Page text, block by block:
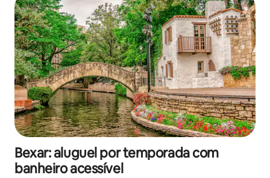
Bexar: aluguel por temporada com
banheiro acessível